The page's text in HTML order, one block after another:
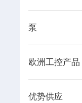
泵
欧洲工控产品
优势供应